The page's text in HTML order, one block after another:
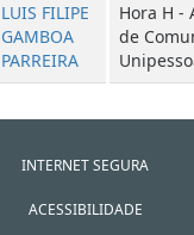
LUIS FILIPE
GAMBOA
PARREIRA
Hora H -
de
INTERNET SEGURA
ACESSIBILIDADE